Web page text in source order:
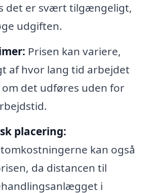
det er svært tilgængeligt,
udgiften.
Prisen kan variere,
af hvor lang tid arbejdet
det udføres uden for
placering:
kan også
da distancen til
i